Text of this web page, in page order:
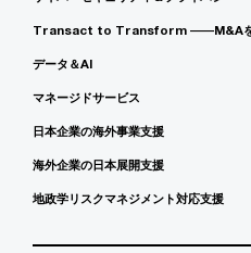
Transact to Transform ――M&Aを
データ＆AI
マネージドサービス
日本企業の海外事業支援
海外企業の日本展開支援
地政学リスクマネジメント対応支援